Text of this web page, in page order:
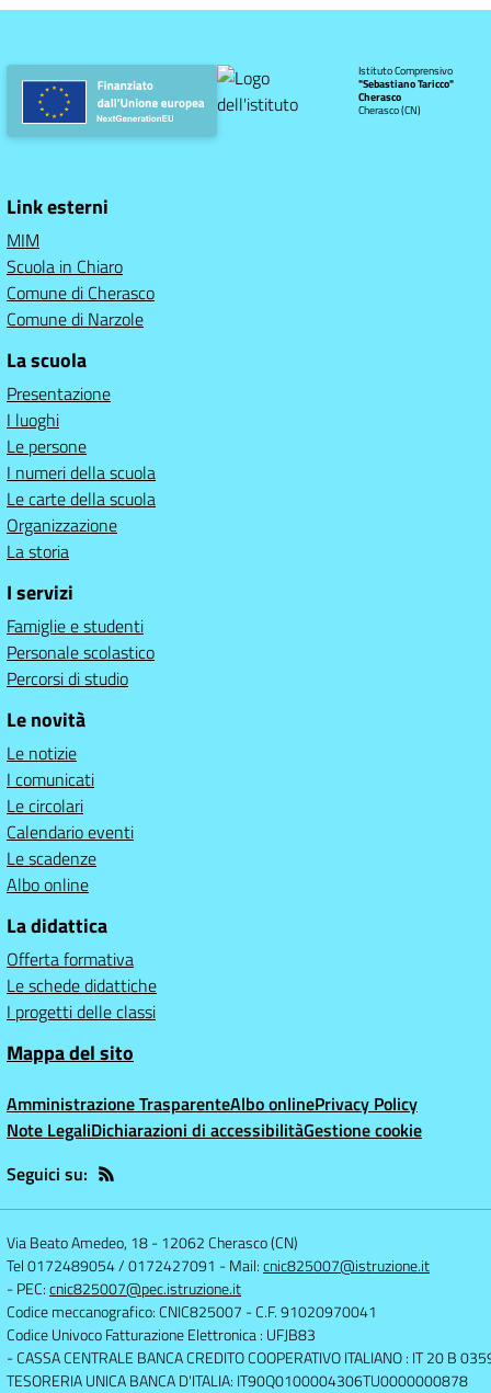
Istituto Comprensivo
"Sebastiano Taricco"
Cherasco
Cherasco (CN)
Link esterni
MIM
Scuola in Chiaro
Comune di Cherasco
Comune di Narzole
La scuola
Presentazione
I luoghi
Le persone
I numeri della scuola
Le carte della scuola
Organizzazione
La storia
I servizi
Famiglie e studenti
Personale scolastico
Percorsi di studio
Le novità
Le notizie
I comunicati
Le circolari
Calendario eventi
Le scadenze
Albo online
La didattica
Offerta formativa
Le schede didattiche
I progetti delle classi
Mappa del sito
Amministrazione TrasparenteAlbo onlinePrivacy Policy
Note LegaliDichiarazioni di accessibilitàGestione cookie
Seguici su:
Via Beato Amedeo, 18-12062 Cherasco (CN)
Tel 0172489054 / 0172427091 - Mail:cnic825007@istruzione.it
- PEC:cnic825007@pec.istruzione.it
Codice meccanografico: CNIC825007 - C.F. 91020970041
Codice Univoco Fatturazione Elettronica : UFJB83
- CASSA CENTRALE BANCA CREDITO COOPERATIVO ITALIANO : IT 20 B
TESORERIA UNICA BANCA D'ITALIA: IT90Q0100004306TU0000000878